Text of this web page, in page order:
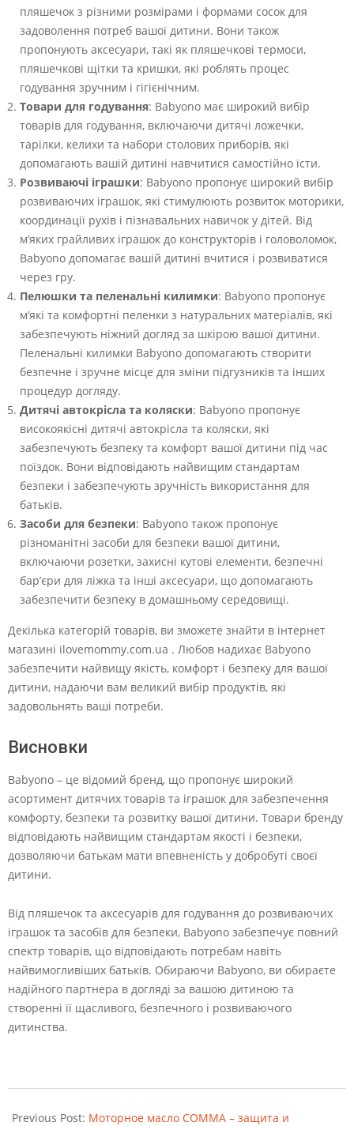
пляшечок з різними розмірами і формами сосок для
задоволення потреб вашої дитини. Вони також
пропонують аксесуари, такі як пляшечкові термоси,
пляшечкові щітки та кришки, які роблять процес
годування зручним і гігієнічним.
Товари для годування: Babyono має широкий вибір
товарів для годування, включаючи дитячі ложечки,
тарілки, келихи та набори столових приборів, які
допомагають вашій дитині навчитися самостійно їсти.
Розвиваючі іграшки: Babyono пропонує широкий вибір
розвиваючих іграшок, які стимулюють розвиток моторики,
координації рухів і пізнавальних навичок у дітей. Від
м’яких грайливих іграшок до конструкторів і головоломок,
Babyono допомагає вашій дитині вчитися і розвиватися
через гру.
Пелюшки та пеленальні килимки: Babyono пропонує
м’які та комфортні пеленки з натуральних матеріалів, які
забезпечують ніжний догляд за шкірою вашої дитини.
Пеленальні килимки Babyono допомагають створити
безпечне і зручне місце для зміни підгузників та інших
процедур догляду.
Дитячі автокрісла та коляски: Babyono пропонує
високоякісні дитячі автокрісла та коляски, які
забезпечують безпеку та комфорт вашої дитини під час
поїздок. Вони відповідають найвищим стандартам
безпеки і забезпечують зручність використання для
батьків.
Засоби для безпеки: Babyono також пропонує
різноманітні засоби для безпеки вашої дитини,
включаючи розетки, захисні кутові елементи, безпечні
бар’єри для ліжка та інші аксесуари, що допомагають
забезпечити безпеку в домашньому середовищі.
Декілька категорій товарів, ви зможете знайти в інтернет
магазині ilovemommy.com.ua . Любов надихає Babyono
забезпечити найвищу якість, комфорт і безпеку для вашої
дитини, надаючи вам великий вибір продуктів, які
задовольнять ваші потреби.
Висновки
Babyono – це відомий бренд, що пропонує широкий
асортимент дитячих товарів та іграшок для забезпечення
комфорту, безпеки та розвитку вашої дитини. Товари бренду
відповідають найвищим стандартам якості і безпеки,
дозволяючи батькам мати впевненість у добробуті своєї
дитини.
Від пляшечок та аксесуарів для годування до розвиваючих
іграшок та засобів для безпеки, Babyono забезпечує повний
спектр товарів, що відповідають потребам навіть
найвимогливіших батьків. Обираючи Babyono, ви обираєте
надійного партнера в догляді за вашою дитиною та
створенні її щасливого, безпечного і розвиваючого
дитинства.
07-
Previous Post: Моторное масло COMMA – защита и